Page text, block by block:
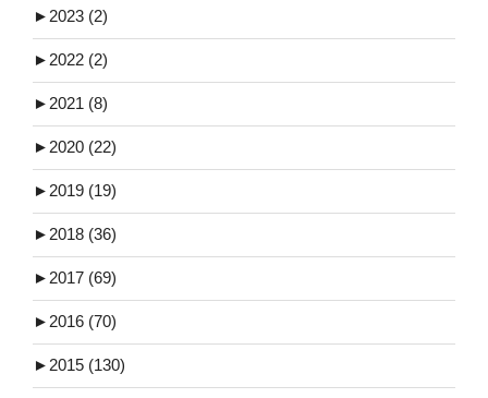
► 2023 (2)
► 2022 (2)
► 2021 (8)
► 2020 (22)
► 2019 (19)
► 2018 (36)
► 2017 (69)
► 2016 (70)
► 2015 (130)